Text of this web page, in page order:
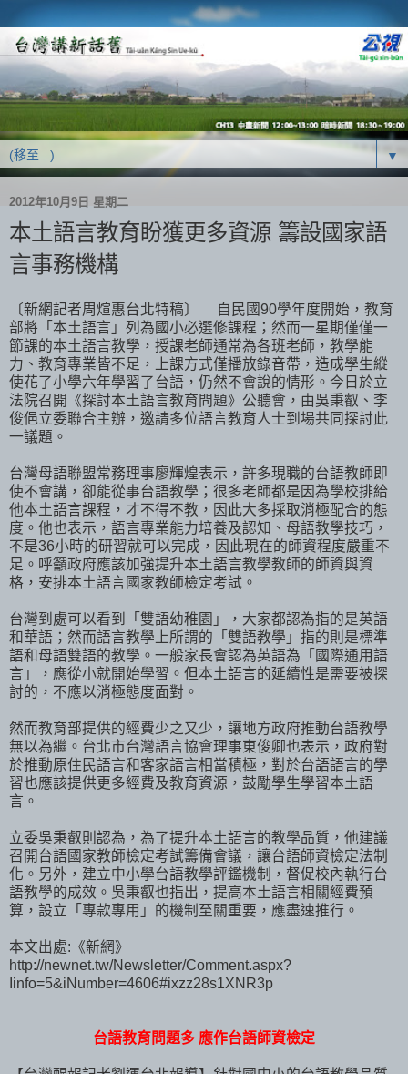
▼
2012年10月9日 星期二
本土語言教育盼獲更多資源 籌設國家語
言事務機構
〔新網記者周煊惠台北特稿〕 自民國90學年度開始，教育
部將「本土語言」列為國小必選修課程；然而一星期僅僅一
節課的本土語言教學，授課老師通常為各班老師，教學能
力、教育專業皆不足，上課方式僅播放錄音帶，造成學生縱
使花了小學六年學習了台語，仍然不會說的情形。今日於立
法院召開《探討本土語言教育問題》公聽會，由吳秉叡、李
俊俋立委聯合主辦，邀請多位語言教育人士到場共同探討此
一議題。
台灣母語聯盟常務理事廖輝煌表示，許多現職的台語教師即
使不會講，卻能從事台語教學；很多老師都是因為學校排給
他本土語言課程，才不得不教，因此大多採取消極配合的態
度。他也表示，語言專業能力培養及認知、母語教學技巧，
不是36小時的研習就可以完成，因此現在的師資程度嚴重不
足。呼籲政府應該加強提升本土語言教學教師的師資與資
格，安排本土語言國家教師檢定考試。
台灣到處可以看到「雙語幼稚園」，大家都認為指的是英語
和華語；然而語言教學上所謂的「雙語教學」指的則是標準
語和母語雙語的教學。一般家長會認為英語為「國際通用語
言」，應從小就開始學習。但本土語言的延續性是需要被探
討的，不應以消極態度面對。
然而教育部提供的經費少之又少，讓地方政府推動台語教學
無以為繼。台北市台灣語言協會理事東俊卿也表示，政府對
於推動原住民語言和客家語言相當積極，對於台語語言的學
習也應該提供更多經費及教育資源，鼓勵學生學習本土語
言。
立委吳秉叡則認為，為了提升本土語言的教學品質，他建議
召開台語國家教師檢定考試籌備會議，讓台語師資檢定法制
化。另外，建立中小學台語教學評鑑機制，督促校內執行台
語教學的成效。吳秉叡也指出，提高本土語言相關經費預
算，設立「專款專用」的機制至關重要，應盡速推行。
本文出處:《新網》
http://newnet.tw/Newsletter/Comment.aspx?
Iinfo=5&iNumber=4606#ixzz28s1XNR3p
台語教育問題多 應作台語師資檢定